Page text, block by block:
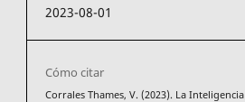
2023-08-01
Cómo citar
Corrales Thames, V. (2023). La Inteligencia